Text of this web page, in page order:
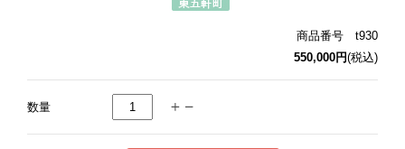
商品番号 t930
550,000円(税込)
数量